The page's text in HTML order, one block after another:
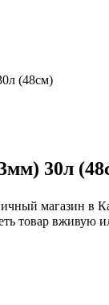
(48см)
30л
магазин в
товар вживую